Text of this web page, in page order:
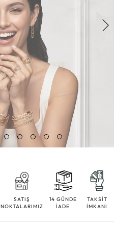
SATIŞ
NOKTALARIMIZ
14 GÜNDE
İADE
TAKSİT
İMKANI